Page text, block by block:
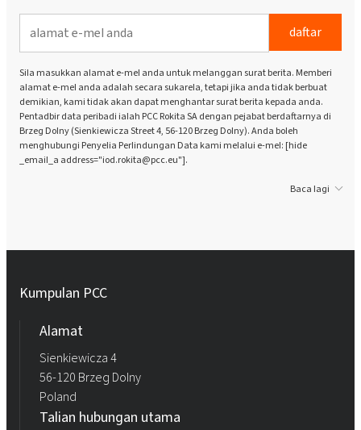
daftar
Sila masukkan alamat e-mel anda untuk melanggan surat berita. Memberi
alamat e-mel anda adalah secara sukarela, tetapi jika anda tidak berbuat
demikian, kami tidak akan dapat menghantar surat berita kepada anda.
Pentadbir data peribadi ialah PCC Rokita SA dengan pejabat berdaftarnya di
Brzeg Dolny (Sienkiewicza Street 4, 56-120 Brzeg Dolny). Anda boleh
menghubungi Penyelia Perlindungan Data kami melalui e-mel: [hide
_email_a address="iod.rokita@pcc.eu"].
Baca lagi
Kumpulan PCC
Alamat
Sienkiewicza 4
56-120 Brzeg Dolny
Poland
Talian hubungan utama